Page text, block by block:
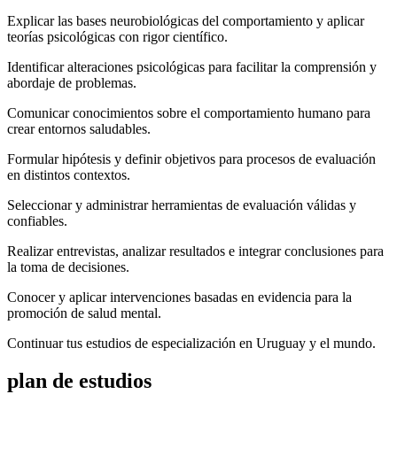
Explicar las bases neurobiológicas del comportamiento y aplicar
teorías psicológicas con rigor científico.
Identificar alteraciones psicológicas para facilitar la comprensión y
abordaje de problemas.
Comunicar conocimientos sobre el comportamiento humano para
crear entornos saludables.
Formular hipótesis y definir objetivos para procesos de evaluación
en distintos contextos.
Seleccionar y administrar herramientas de evaluación válidas y
confiables.
Realizar entrevistas, analizar resultados e integrar conclusiones para
la toma de decisiones.
Conocer y aplicar intervenciones basadas en evidencia para la
promoción de salud mental.
Continuar tus estudios de especialización en Uruguay y el mundo.
plan de estudios